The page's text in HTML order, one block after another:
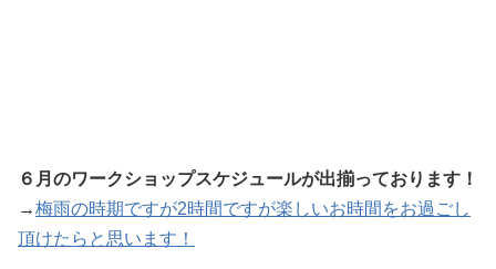
６月のワークショップスケジュールが出揃っております！
→梅雨の時期ですが2時間ですが楽しいお時間をお過ごし
頂けたらと思います！